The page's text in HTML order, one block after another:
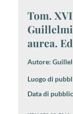
Tom.
aurea.
Autore:
Luogo di
Data di